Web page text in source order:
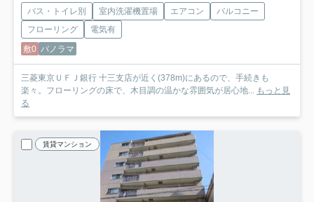
バス・トイレ別 室内洗濯機置場 エアコン
バルコニー
フローリング
電気有
敷0 パノラマ
三菱東京ＵＦＪ銀行 十三支店が近く(378m)にあるので、手続きも
楽々。フローリングの床で、木目調の温かな雰囲気が居心地... もっと見
る
賃貸マンション